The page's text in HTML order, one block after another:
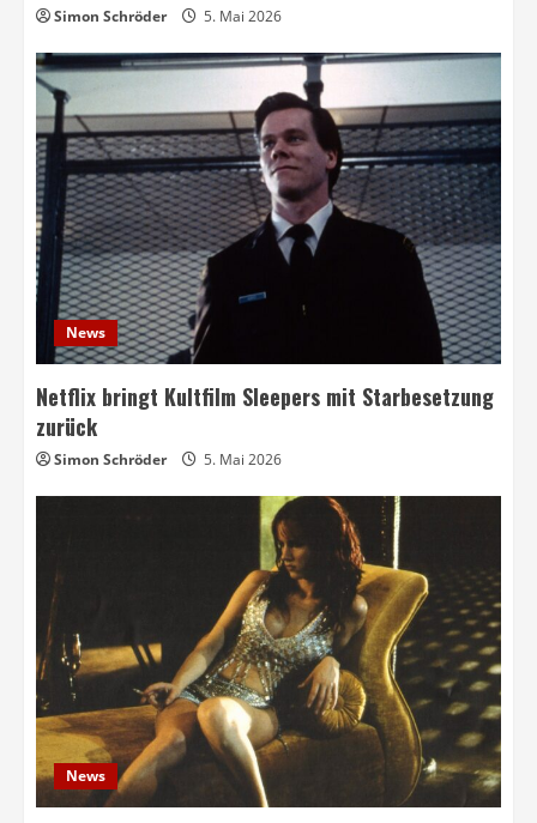
Simon Schröder 5. Mai 2026
News
Netflix bringt Kultfilm Sleepers mit Starbesetzung
zurück
Simon Schröder 5. Mai 2026
News